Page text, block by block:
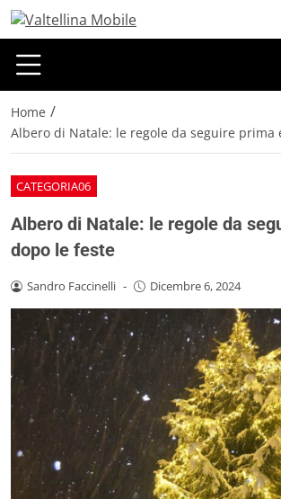
Home /
Albero di Natale: le regole da seguire prima
CATEGORIA06
Albero di Natale: le regole da
dopo le feste
Sandro Faccinelli - Dicembre 6, 2024